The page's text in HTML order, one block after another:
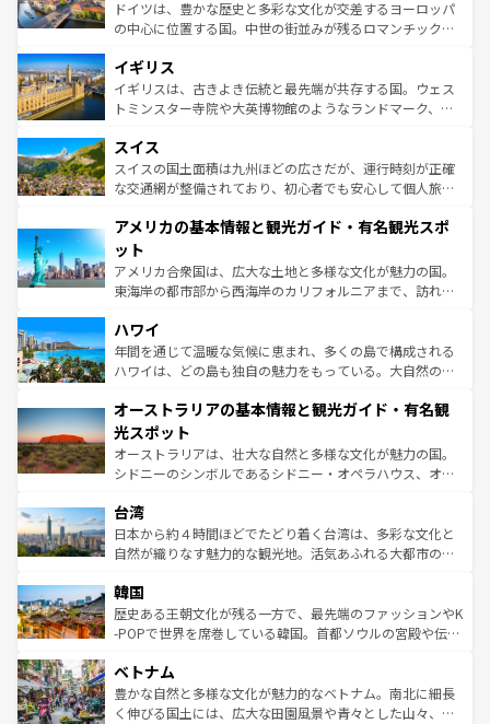
から魅了する。また、フランスは美食の国としても知ら
れ、フランス料理はユネスコ無形文化遺産にも登録されて
香り高いラベンダー畑など、多彩な楽しみ方が可能だ。さ
らに、パリ以外の地域にも魅力が溢れており、どの街角に
も豊かな歴史と文化が息づいている。パリ以外の個性あふ
を参照してほしい。
ドイツは、豊かな歴史と多彩な文化が交差するヨーロッパ
の中心に位置する国。中世の街並みが残るロマンチック街
顔を持つこの国は、どこを歩いても飽きることがない。ベ
ルリンの文化的活気、バイエルン州のアルプスの絶景、そ
してライン川沿いのワイン畑といった風景は必見。ビール
は、お酒好きな人にはぜひ体験してほしい。 なお、新着の
ドイツ情報はコンテンツ一覧を参照してほしい。
イギリス
イギリスは、古きよき伝統と最先端が共存する国。ウェス
トミンスター寺院や大英博物館のようなランドマーク、歴
リアごとに異なる魅力がある。また、優雅なアフタヌーン
ティー、ビール好きにはたまらない英国パブ、サッカー観
戦など、本場だからこそできる体験も豊富。イギリスを旅
ンツ一覧を参照してほしい。
スイス
スイスの国土面積は九州ほどの広さだが、運行時刻が正確
な交通網が整備されており、初心者でも安心して個人旅行
の建物がそのまま残る町や、スイスならではのユニークな
博物館もあり、アルプス観光だけでなく町歩きも満喫する
ことができる。国民の所得が高いため物価も高いが、旅行
者向けの交通パス提供のサービスもあり、うまく活用すれ
着のスイス情報は
アメリカの基本情報と観光ガイド・有名観光スポ
ット
アメリカ合衆国は、広大な土地と多様な文化が魅力の国。
東海岸の都市部から西海岸のカリフォルニアまで、訪れる
のような巨大都市は、観光、ショッピング、エンターテイ
ンメントが詰まった刺激的なスポットだ。一方、アメリカ
西部には大自然が広がり、グランドキャニオンやイエロー
部のニューオーリンズでは、音楽と美食が融合した独特の
文化が魅力。旅行者はアメリカの各地域で異なる魅力を楽
しみながら、その多様性と豊かな歴史を感じることができ
るだろう。車でのロードトリップや列車の旅も、アメリカ
情報は
ハワイ
年間を通じて温暖な気候に恵まれ、多くの島で構成される
ハワイは、どの島も独自の魅力をもっている。大自然の神
ワイ島は見逃せない。また、定番の観光地といえばオアフ
島だが、静かな自然を求めるならマウイ島やカウアイ島が
おすすめ。エメラルドグリーンに輝く海をはじめ、豊かな
文化や歴史が息づいている。「アロハスピリット」と呼ば
人々、おいしいローカルフードやハワイアンミュージッ
ク、伝統的なフラダンスなど、すべてがハワイの魅力を彩
っている。訪れるたびに新しい発見と感動が待っているハ
はコンテンツ一覧
オーストラリアの基本情報と観光ガイド・有名観
光スポット
オーストラリアは、壮大な自然と多様な文化が魅力の国。
シドニーのシンボルであるシドニー・オペラハウス、オー
リアリーフや大陸中央部にそびえるウルル（エアーズロッ
ク）、タスマニアの美しい原生林やケアンズの熱帯雨林な
ど、見どころがたくさん。また、カフェやワイン、オージ
いる。アクティビティも充実しており、サーフィンやダイ
ビング、ハイキングなど、アウトドア好きにはたまらな
い。オーストラリアの多彩な魅力を存分に味わいつくそ
参照してほしい。
台湾
日本から約４時間ほどでたどり着く台湾は、多彩な文化と
自然が織りなす魅力的な観光地。活気あふれる大都市の台
ン）、静ひつな山岳地帯である台湾東部など、都市の喧騒
と山間の静けさが共存しており、訪れる人に新しい発見と
驚きをもたらしてくれる。また、奥深い台湾の食文化も魅
容にもいいと評判のスイーツなど、バラエティ豊かな料理
が味わえる。 なお、新着の台湾情報は コンテンツ一覧を参
照してほしい。
韓国
歴史ある王朝文化が残る一方で、最先端のファッションやK
-POPで世界を席巻している韓国。首都ソウルの宮殿や伝統
き、地方に足を延ばせば四季折々の自然美を楽しむことが
できる。そして、キムチや焼肉、絶品のストリートフード
まで、さまざまな韓国料理が待っている。夜には、韓国な
ベトナム
豊かな自然と多様な文化が魅力的なベトナム。南北に細長
く伸びる国土には、広大な田園風景や青々とした山々、世